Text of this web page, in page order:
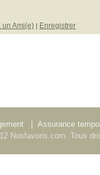
un Ami(e) | Enregistrer
Assurance
Nosfavoris.com. Tous